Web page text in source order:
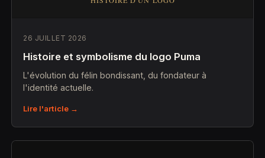
26 JUILLET 2026
Histoire et symbolisme du logo Puma
L'évolution du félin bondissant, du fondateur à
l'identité actuelle.
Lire l'article →